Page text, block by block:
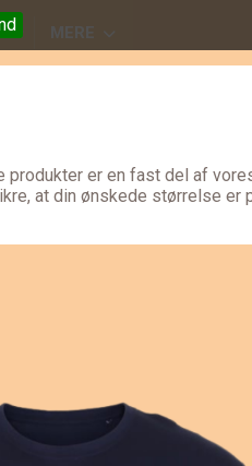
MERE
produkter er en fast del af
at din ønskede størrelse er